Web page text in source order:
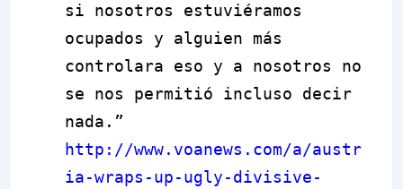
si nosotros estuviéramos
ocupados y alguien más
controlara eso y a nosotros no
se nos permitió incluso decir
nada.”
http://www.voanews.com/a/austr
ia-wraps-up-ugly-divisive-